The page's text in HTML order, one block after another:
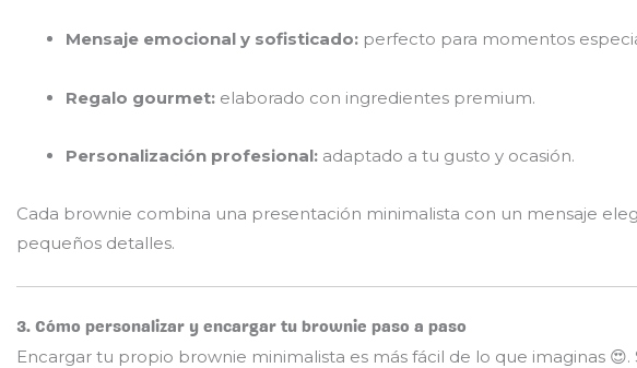
Mensaje emocional y sofisticado: perfecto para momentos
Regalo gourmet: elaborado con ingredientes premium.
Personalización profesional: adaptado a tu gusto y ocasión.
Cada brownie combina una presentación minimalista con un mensaje
pequeños detalles.
3. Cómo personalizar y encargar tu brownie paso a paso
Encargar tu propio brownie minimalista es más fácil de lo que imaginas 😍.